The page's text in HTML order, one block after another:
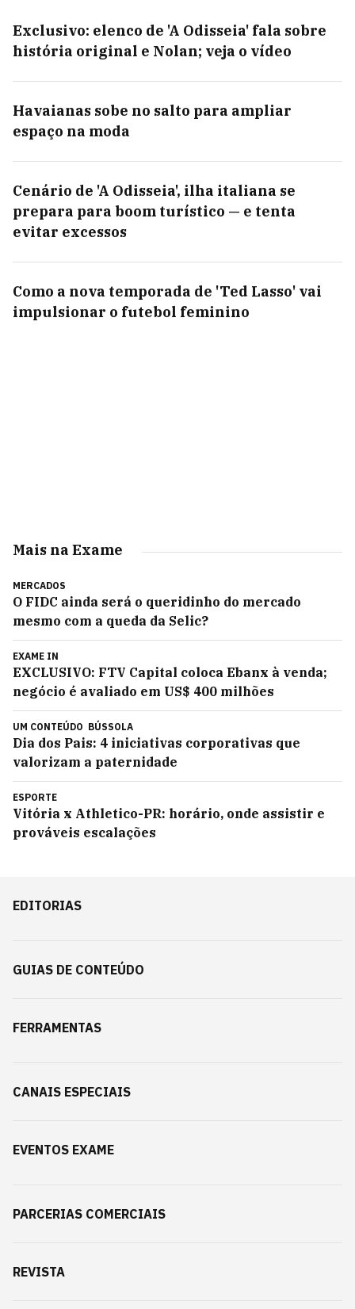
Exclusivo: elenco de 'A Odisseia' fala sobre
história original e Nolan; veja o vídeo
Havaianas sobe no salto para ampliar
espaço na moda
Cenário de 'A Odisseia', ilha italiana se
prepara para boom turístico — e tenta
evitar excessos
Como a nova temporada de 'Ted Lasso' vai
impulsionar o futebol feminino
Mais na Exame
MERCADOS
O FIDC ainda será o queridinho do mercado
mesmo com a queda da Selic?
EXAME IN
EXCLUSIVO: FTV Capital coloca Ebanx à venda;
negócio é avaliado em US$ 400 milhões
UM CONTEÚDO BÚSSOLA
Dia dos Pais: 4 iniciativas corporativas que
valorizam a paternidade
ESPORTE
Vitória x Athletico-PR: horário, onde assistir e
prováveis escalações
EDITORIAS
GUIAS DE CONTEÚDO
FERRAMENTAS
CANAIS ESPECIAIS
EVENTOS EXAME
PARCERIAS COMERCIAIS
REVISTA